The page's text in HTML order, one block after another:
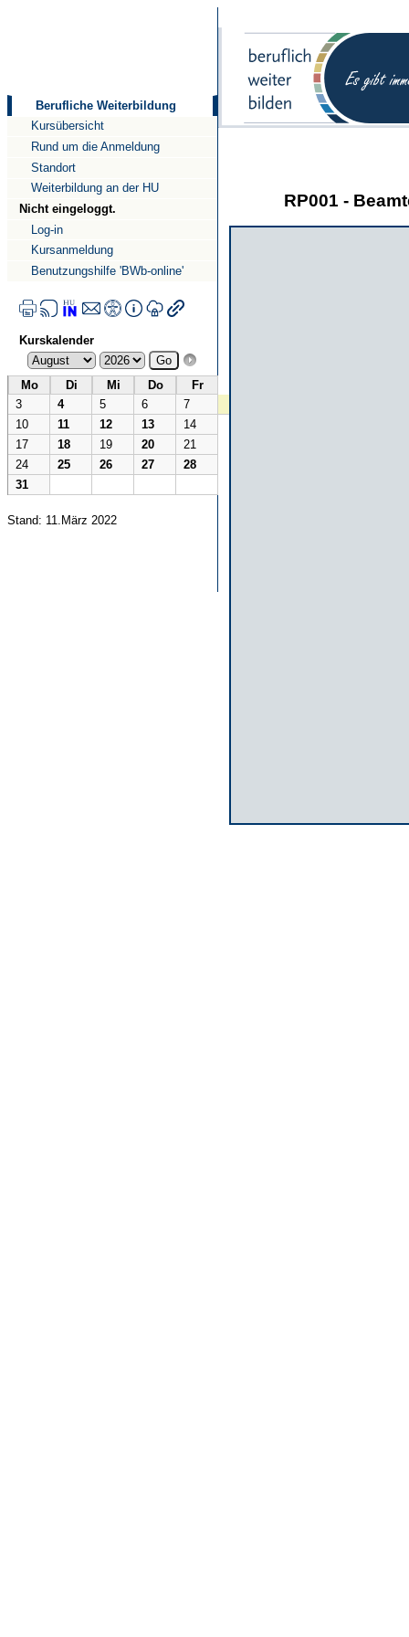
Berufliche Weiterbildung
Kursübersicht
Rund um die Anmeldung
Standort
Weiterbildung an der HU
Nicht eingeloggt.
Log-in
Kursanmeldung
Benutzungshilfe 'BWb-online'
Kurskalender
Mo Di Mi Do
Fr
3
4 5 6
7
10
11 12 13
14
17
18 19 20
21
24
25 26 27
28
31
Stand: 11.März 2022
RP001 -